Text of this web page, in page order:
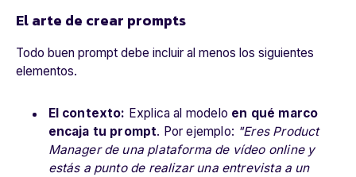
El arte de crear prompts
Todo buen prompt debe incluir al menos los siguientes
elementos.
El contexto: Explica al modelo en qué marco
encaja tu prompt. Por ejemplo: "Eres Product
Manager de una plataforma de vídeo online y
estás a punto de realizar una entrevista a un